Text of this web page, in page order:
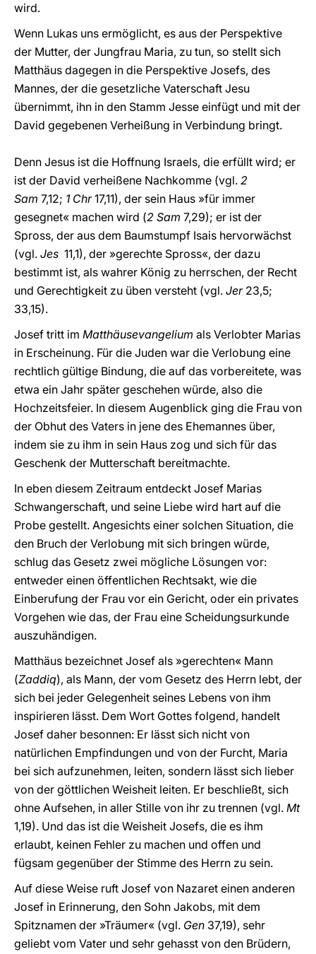
wird.
Wenn Lukas uns ermöglicht, es aus der Perspektive
der Mutter, der Jungfrau Maria, zu tun, so stellt sich
Matthäus dagegen in die Perspektive Josefs, des
Mannes, der die gesetzliche Vaterschaft Jesu
übernimmt, ihn in den Stamm Jesse einfügt und mit der
David gegebenen Verheißung in Verbindung bringt.
Denn Jesus ist die Hoffnung Israels, die erfüllt wird; er
ist der David verheißene Nachkomme (vgl. 2
Sam 7,12; 1 Chr17,11), der sein Haus »für immer
gesegnet« machen wird (2 Sam 7,29); er ist der
Spross, der aus dem Baumstumpf Isais hervorwächst
(vgl. Jes 11,1), der »gerechte Spross«, der dazu
bestimmt ist, als wahrer König zu herrschen, der Recht
und Gerechtigkeit zu üben versteht (vgl. Jer23,5;
33,15).
Josef tritt im Matthäusevangelium als Verlobter Marias
in Erscheinung. Für die Juden war die Verlobung eine
rechtlich gültige Bindung, die auf das vorbereitete, was
etwa ein Jahr später geschehen würde, also die
Hochzeitsfeier. In diesem Augenblick ging die Frau von
der Obhut des Vaters in jene des Ehemannes über,
indem sie zu ihm in sein Haus zog und sich für das
Geschenk der Mutterschaft bereitmachte.
In eben diesem Zeitraum entdeckt Josef Marias
Schwangerschaft, und seine Liebe wird hart auf die
Probe gestellt. Angesichts einer solchen Situation, die
den Bruch der Verlobung mit sich bringen würde,
schlug das Gesetz zwei mögliche Lösungen vor:
entweder einen öffentlichen Rechtsakt, wie die
Einberufung der Frau vor ein Gericht, oder ein privates
Vorgehen wie das, der Frau eine Scheidungsurkunde
auszuhändigen.
Matthäus bezeichnet Josef als »gerechten« Mann
(Zaddiq), als Mann, der vom Gesetz des Herrn lebt, der
sich bei jeder Gelegenheit seines Lebens von ihm
inspirieren lässt. Dem Wort Gottes folgend, handelt
Josef daher besonnen: Er lässt sich nicht von
natürlichen Empfindungen und von der Furcht, Maria
bei sich aufzunehmen, leiten, sondern lässt sich lieber
von der göttlichen Weisheit leiten. Er beschließt, sich
ohne Aufsehen, in aller Stille von ihr zu trennen (vgl. Mt
1,19). Und das ist die Weisheit Josefs, die es ihm
erlaubt, keinen Fehler zu machen und offen und
fügsam gegenüber der Stimme des Herrn zu sein.
Auf diese Weise ruft Josef von Nazaret einen anderen
Josef in Erinnerung, den Sohn Jakobs, mit dem
Spitznamen der »Träumer« (vgl. Gen 37,19), sehr
geliebt vom Vater und sehr gehasst von den Brüdern,